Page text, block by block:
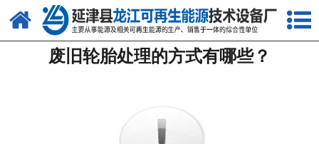
网站首页
关于我们
废旧轮胎处理的方式有哪些？